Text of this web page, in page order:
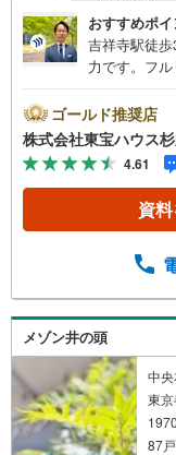
おすすめポイ
吉祥寺駅徒
力です。フ
「未来カレン
自宅リフォー
ブ」。・ 不
CG加工ホー
理士による
◆ご予約に
（居住中物
案内が可能
◆物件のご
え・最寄駅で
ち合わせなど
伝え頂けまし
参ります。も
きます。
ゴールド推奨店
株式会社東宝ハウス
4.61
資
メゾン井の頭
中
東
87